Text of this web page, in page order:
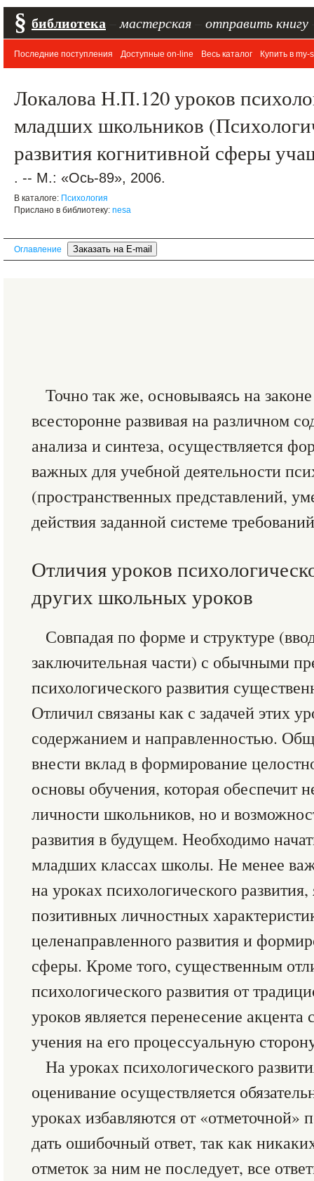
§ библиотека мастерская отправить книгу
Последние поступления Доступные on-line Весь каталог Купить в my-
Локалова Н.П.120 уроков
младших школьников
развития когнитивной сферы
. -- М.: «Ось-89», 2006.
В каталоге: Психология
Прислано в библиотеку: nesa
Оглавление
Точно так же, основываясь на
всесторонне развивая на различном
анализа и синтеза, осуществляется
важных для учебной деятельности
(пространственных представлений,
действия заданной системе
Отличия уроков
других школьных уроков
Совпадая по форме и структуре
заключительная части) с обычными
психологического развития
Отличил связаны как с задачей этих
содержанием и направленностью.
внести вклад в формирование
основы обучения, которая обеспечит
личности школьников, но и
развития в будущем. Необходимо
младших классах школы. Не менее
на уроках психологического
позитивных личностных
целенаправленного развития и
сферы. Кроме того, существенным
психологического развития от
уроков является перенесение акцента
учения на его процессуальную
На уроках психологического
оценивание осуществляется
уроках избавляются от «отметочной»
дать ошибочный ответ, так как
отметок за ним не последует, все